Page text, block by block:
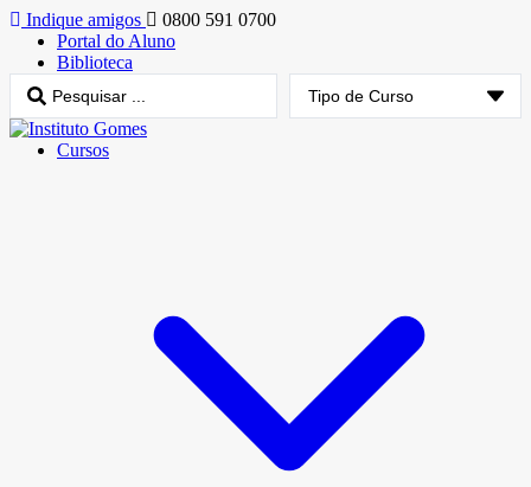
Indique amigos
0800 591 0700
Portal do Aluno
Biblioteca
Cursos